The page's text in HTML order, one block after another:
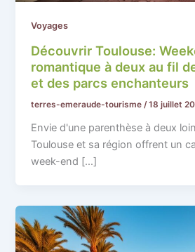
Voyages
Découvrir Toulouse:
romantique à deux au fil
et des parcs enchanteurs
terres-emeraude-tourisme/18 juillet
Envie d'une parenthèse à deux
Toulouse et sa région offrent un
week-end […]